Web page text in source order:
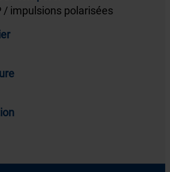
/ impulsions polarisées